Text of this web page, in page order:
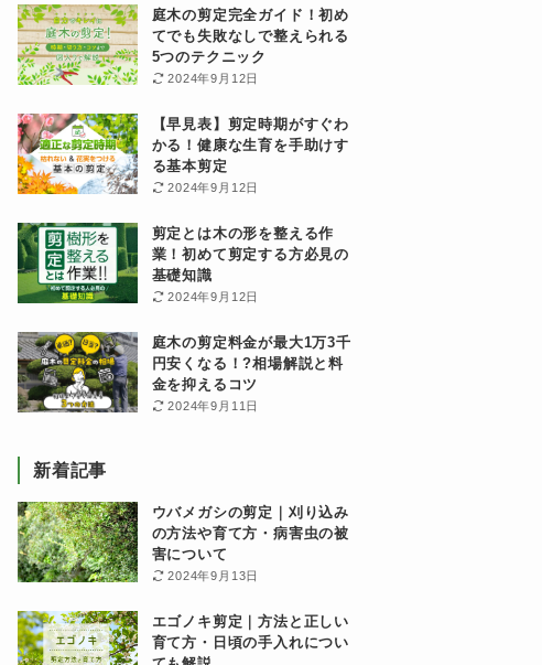
庭木の剪定完全ガイド！初め
てでも失敗なしで整えられる
5つのテクニック
2024年9月12日
【早見表】剪定時期がすぐわ
かる！健康な生育を手助けす
る基本剪定
2024年9月12日
剪定とは木の形を整える作
業！初めて剪定する方必見の
基礎知識
2024年9月12日
庭木の剪定料金が最大1万3千
円安くなる！?相場解説と料
金を抑えるコツ
2024年9月11日
新着記事
ウバメガシの剪定｜刈り込み
の方法や育て方・病害虫の被
害について
2024年9月13日
エゴノキ剪定｜方法と正しい
育て方・日頃の手入れについ